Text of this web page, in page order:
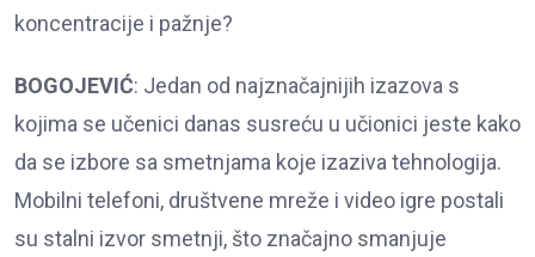
koncentracije i pažnje?
BOGOJEVIĆ: Jedan od najznačajnijih izazova s
kojima se učenici danas susreću u učionici jeste kako
da se izbore sa smetnjama koje izaziva tehnologija.
Mobilni telefoni, društvene mreže i video igre postali
su stalni izvor smetnji, što značajno smanjuje